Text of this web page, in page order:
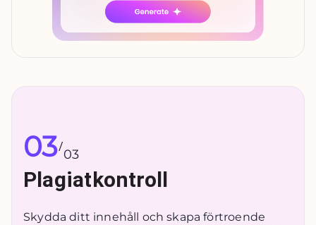
03/
03
Plagiatkontroll
Skydda ditt innehåll och skapa förtroende